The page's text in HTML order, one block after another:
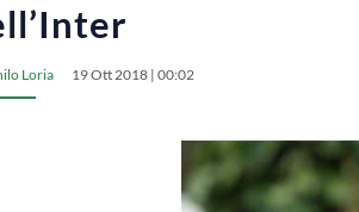
Loria 19 Ott 2018 | 00:02